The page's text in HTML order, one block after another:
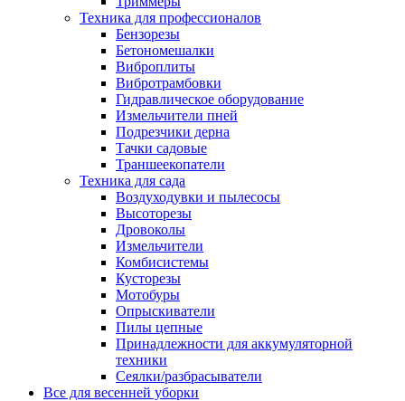
Техника для профессионалов
Бензорезы
Бетономешалки
Виброплиты
Вибротрамбовки
Гидравлическое оборудование
Измельчители пней
Подрезчики дерна
Тачки садовые
Траншеекопатели
Техника для сада
Воздуходувки и пылесосы
Высоторезы
Дровоколы
Измельчители
Комбисистемы
Кусторезы
Мотобуры
Опрыскиватели
Пилы цепные
Принадлежности для аккумуляторной
техники
Сеялки/разбрасыватели
Все для весенней уборки